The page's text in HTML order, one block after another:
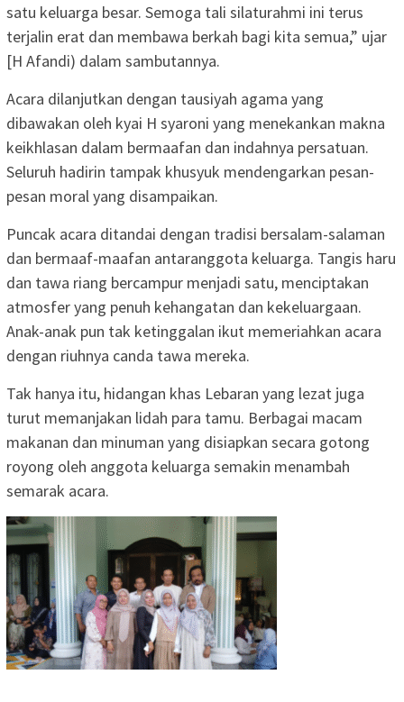
satu keluarga besar. Semoga tali silaturahmi ini terus
terjalin erat dan membawa berkah bagi kita semua,” ujar
[H Afandi) dalam sambutannya.
Acara dilanjutkan dengan tausiyah agama yang
dibawakan oleh kyai H syaroni yang menekankan makna
keikhlasan dalam bermaafan dan indahnya persatuan.
Seluruh hadirin tampak khusyuk mendengarkan pesan-
pesan moral yang disampaikan.
Puncak acara ditandai dengan tradisi bersalam-salaman
dan bermaaf-maafan antaranggota keluarga. Tangis haru
dan tawa riang bercampur menjadi satu, menciptakan
atmosfer yang penuh kehangatan dan kekeluargaan.
Anak-anak pun tak ketinggalan ikut memeriahkan acara
dengan riuhnya canda tawa mereka.
Tak hanya itu, hidangan khas Lebaran yang lezat juga
turut memanjakan lidah para tamu. Berbagai macam
makanan dan minuman yang disiapkan secara gotong
royong oleh anggota keluarga semakin menambah
semarak acara.